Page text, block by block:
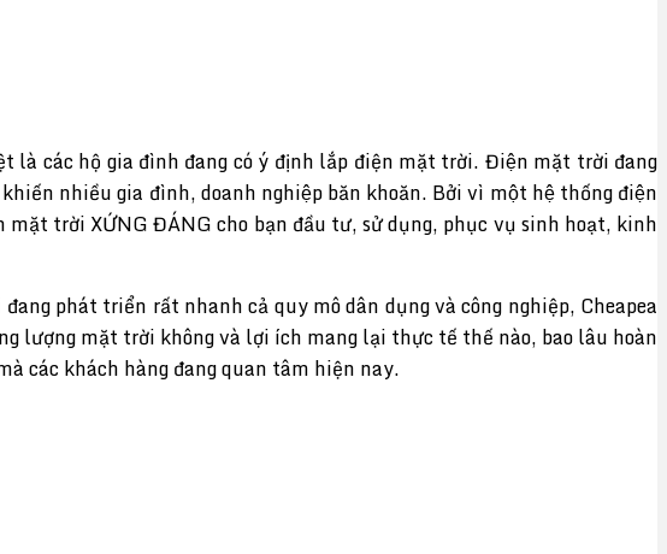
là các hộ gia đình đang có ý định lắp điện mặt trời. Điện mặt trời đang
nhiều gia đình, doanh nghiệp băn khoăn. Bởi vì một hệ thống điện
trời XỨNG ĐÁNG cho bạn đầu tư, sử dụng, phục vụ sinh hoạt, kinh
phát triển rất nhanh cả quy mô dân dụng và công nghiệp, Cheapea
lượng mặt trời không và lợi ích mang lại thực tế thế nào, bao lâu hoàn
các khách hàng đang quan tâm hiện nay.